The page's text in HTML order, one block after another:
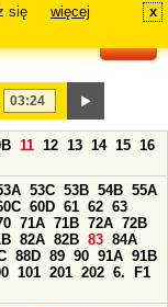
się
więcej x
11 12 13 14 15 16
53C 53B 54B 55A
60D 61 62 63
71A 71B 72A 72B
82A 82B 83 84A
88D 89 90 91A 91B
101 201 202 6.
F1